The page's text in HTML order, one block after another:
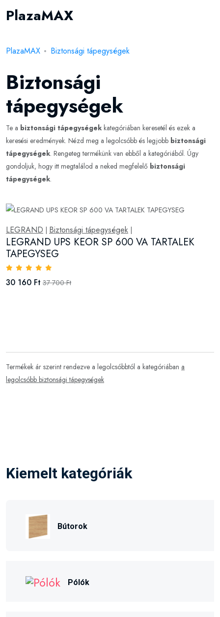
PlazaMAX
PlazaMAX Biztonsági tápegységek
Biztonsági
tápegységek
Te a biztonsági tápegységek kategóriában keresetél és ezek a
keresési eredmények. Nézd meg a legolcsóbb és legjobb biztonsági
tápegységek. Rengeteg termékünk van ebből a kategóriából. Úgy
gondoljuk, hogy itt megtalálod a neked megfelelő biztonsági
tápegységek.
LEGRAND | Biztonsági tápegységek |
LEGRAND UPS KEOR SP 600 VA TARTALEK
TAPEGYSEG
30 160 Ft 37 700 Ft
Termékek ár szerint rendezve a legolcsóbbtól a kategóriában a
legolcsóbb biztonsági tápegységek
Kiemelt kategóriák
Bútorok
Pólók